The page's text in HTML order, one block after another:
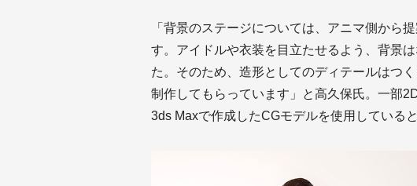
「背景のステージについては、アニマ側から
す。アイドルや衣装を目立たせるよう、背景
た。そのため、造形としてのディテールはつ
制作してもらっています」と高久保氏。一部
3ds Maxで作成したCGモデルを使用していると